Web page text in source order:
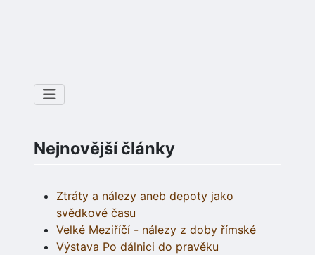
Nejnovější články
Ztráty a nálezy aneb depoty jako
svědkové času
Velké Meziříčí - nálezy z doby římské
Výstava Po dálnici do pravěku